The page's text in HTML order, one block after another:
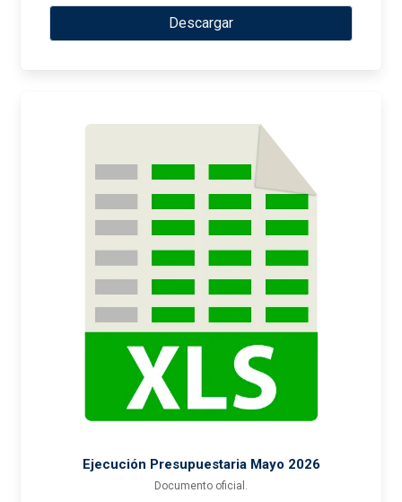
Descargar
Ejecución Presupuestaria Mayo 2026
Documento oficial.